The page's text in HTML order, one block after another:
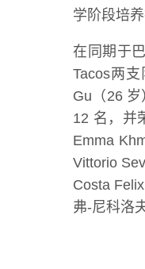
学阶段培
在同期于
Tacos两
Gu（26
12 名，并
Emma
Vittorio
Costa
弗-尼科洛